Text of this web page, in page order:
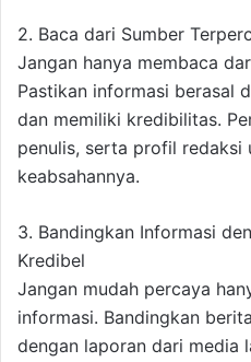
2. Baca dari Sumber
Jangan hanya membaca
Pastikan informasi berasal
dan memiliki kredibilitas.
penulis, serta profil redaksi
keabsahannya.
3. Bandingkan Informasi
Kredibel
Jangan mudah percaya
informasi. Bandingkan
dengan laporan dari media